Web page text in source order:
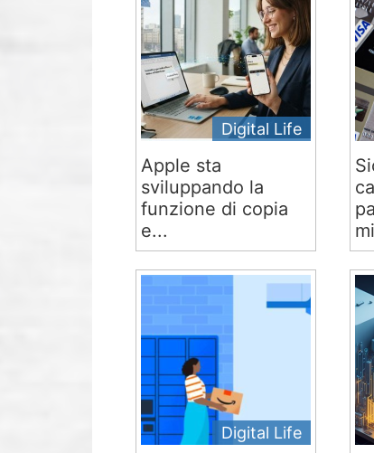
Digital Life
Apple sta
sviluppando la
funzione di copia
e...
Digital Life